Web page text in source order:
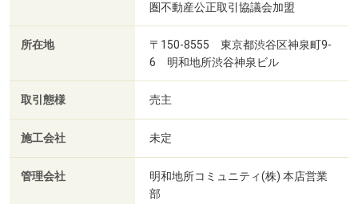
圏不動産公正取引協議会加盟
所在地
〒150-8555 東京都渋谷区神泉町9-
6 明和地所渋谷神泉ビル
取引態様 売主
施工会社 未定
管理会社
明和地所コミュニティ(株) 本店営業
部